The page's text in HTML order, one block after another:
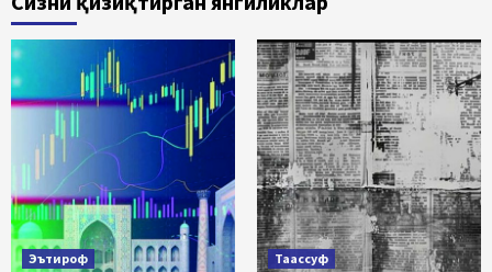
Эътироф Таассуф